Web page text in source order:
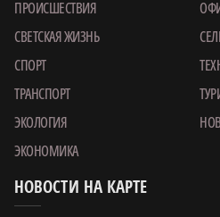
ПРОИСШЕСТВИЯ
СВЕТСКАЯ ЖИЗНЬ
СПОРТ
ТРАНСПОРТ
ЭКОЛОГИЯ
ЭКОНОМИКА
НОВОСТИ НА КАРТЕ